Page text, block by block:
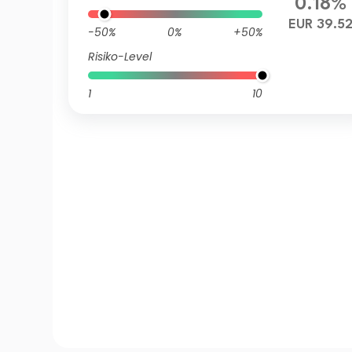
-50% 0%
+50%
Risiko-Level
1 10
0.18%
EUR